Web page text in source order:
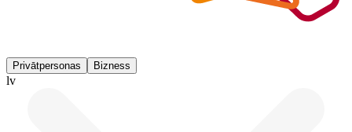
Privātpersonas Bizness
lv